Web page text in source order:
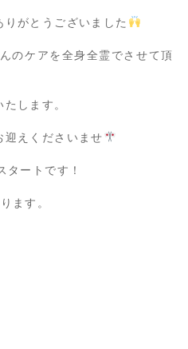
がとうございました
のケアを全身全霊でさせて頂
します。
迎えくださいませ
タートです！
ます。